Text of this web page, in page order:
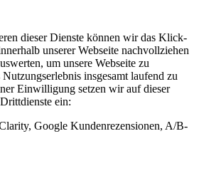
dieser Dienste können wir das Klick-
unserer Webseite nachvollziehen
um unsere Webseite zu
insgesamt laufend zu
Einwilligung setzen wir auf dieser
ein:
Google Kundenrezensionen, A/B-